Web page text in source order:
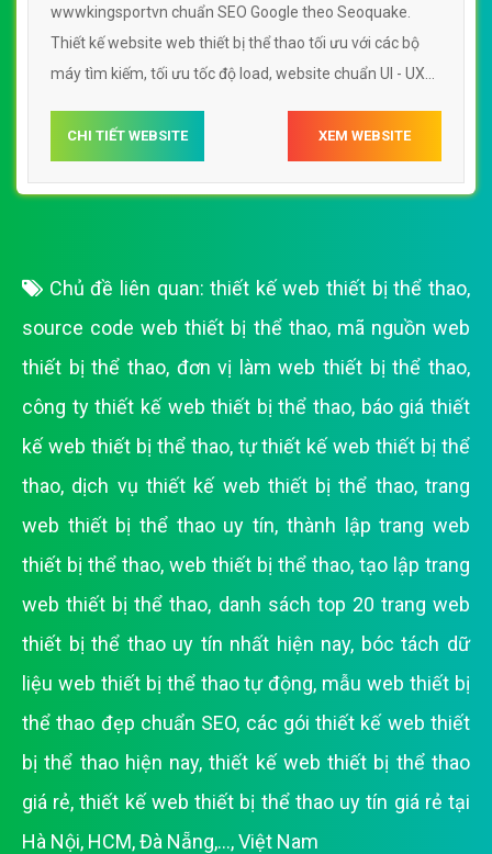
wwwkingsportvn chuẩn SEO Google theo Seoquake.
Thiết kế website web thiết bị thể thao tối ưu với các bộ
máy tìm kiếm, tối ưu tốc độ load, website chuẩn UI - UX
bị thể thao wwwkingsportvn
CHI TIẾT WEBSITE XEM WEBSITE
Chủ đề liên quan:thiết kế web thiết bị thể thao,
source code web thiết bị thể thao, mã nguồn web
thiết bị thể thao, đơn vị làm web thiết bị thể thao,
công ty thiết kế web thiết bị thể thao, báo giá thiết
kế web thiết bị thể thao, tự thiết kế web thiết bị thể
thao, dịch vụ thiết kế web thiết bị thể thao,trang
web thiết bị thể thao uy tín, thành lập trang web
thiết bị thể thao, web thiết bị thể thao, tạo lập trang
web thiết bị thể thao, danh sách top 20 trang web
thiết bị thể thao uy tín nhất hiện nay, bóc tách dữ
liệu web thiết bị thể thao tự động, mẫu web thiết bị
thể thao đẹp chuẩn SEO, các gói thiết kế web thiết
bị thể thao hiện nay,thiết kế web thiết bị thể thao
giá rẻ,thiết kế web thiết bị thể thao uy tín giá rẻ tại
Hà Nội, HCM, Đà Nẵng,..., Việt Nam